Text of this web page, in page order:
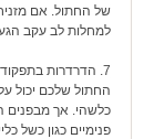
של החתול. אם
למחלות לב עקב
7. הדרדרות בתפקודי איברים פנימיים
החתול שלכם יכול
כלשהי. אך מבפנים
פנימיים כגון כשל